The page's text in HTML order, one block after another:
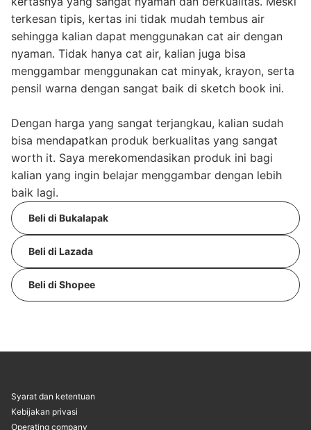
terkesan tipis, kertas ini tidak mudah tembus air
sehingga kalian dapat menggunakan cat air dengan
nyaman. Tidak hanya cat air, kalian juga bisa
menggambar menggunakan cat minyak, krayon, serta
pensil warna dengan sangat baik di sketch book ini.
Dengan harga yang sangat terjangkau, kalian sudah
bisa mendapatkan produk berkualitas yang sangat
worth it. Saya merekomendasikan produk ini bagi
kalian yang ingin belajar menggambar dengan lebih
baik lagi.
Beli di Bukalapak
Beli di Lazada
Beli di Shopee
Syarat dan ketentuan
Kebijakan privasi
Operating company